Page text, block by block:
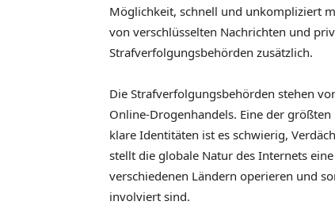
Möglichkeit, schnell und unkompliziert
von verschlüsselten Nachrichten und
Strafverfolgungsbehörden zusätzlich.
Die Strafverfolgungsbehörden stehen
Online-Drogenhandels. Eine der
klare Identitäten ist es schwierig,
stellt die globale Natur des Internets
verschiedenen Ländern operieren und
involviert sind.